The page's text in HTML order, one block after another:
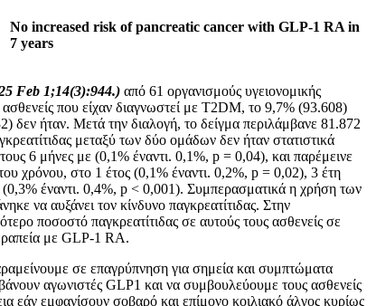
No increased risk of pancreatic cancer with GLP-1 RA in
7 years
Feb 1;14(3):944.) από 61 οργανισμούς υγειονομικής
που είχαν διαγνωστεί με T2DM, το 9,7% (93.608)
δεν ήταν. Μετά την διαλογή, το δείγμα περιλάμβανε 81.872
μεταξύ των δύο ομάδων δεν ήταν στατιστικά
6 μήνες με (0,1% έναντι. 0,1%, p = 0,04), και παρέμεινε
χρόνου, στο 1 έτος (0,1% έναντι. 0,2%, p = 0,02), 3 έτη
έναντι. 0,4%, p < 0,001). Συμπερασματικά η χρήση των
να αυξάνει τον κίνδυνο παγκρεατίτιδας. Στην
ποσοστό παγκρεατίτιδας σε αυτούς τους ασθενείς σε
με GLP-1 RA.
σε επαγρύπνηση για σημεία και συμπτώματα
αγωνιστές GLP1 και να συμβουλεύουμε τους ασθενείς
εάν εμφανίσουν σοβαρό και επίμονο κοιλιακό άλγος κυρίως